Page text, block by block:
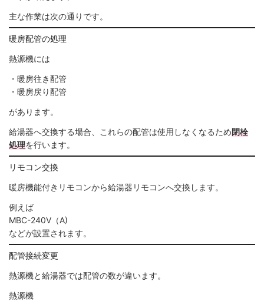
主な作業は次の通りです。
暖房配管の処理
熱源機には
・暖房往き配管
・暖房戻り配管
があります。
給湯器へ交換する場合、これらの配管は使用しなくなるため閉栓
処理を行います。
リモコン交換
暖房機能付きリモコンから給湯器リモコンへ交換します。
例えば
MBC-240V（A)
などが設置されます。
配管接続変更
熱源機と給湯器では配管の数が違います。
熱源機